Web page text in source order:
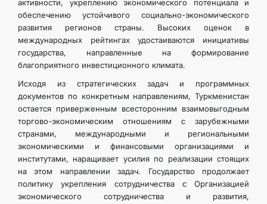
активности, укреплению экономического потенциала и
обеспечению устойчивого социально-экономического
развития регионов страны. Высоких оценок в
международных рейтингах удостаиваются инициативы
государства, направленные на формирование
благоприятного инвестиционного климата.
Исходя из стратегических задач и программных
документов по конкретным направлениям, Туркменистан
остается приверженным всесторонним взаимовыгодным
торгово-экономическим отношениям с зарубежными
странами, международными и региональными
экономическими и финансовыми организациями и
институтами, наращивает усилия по реализации стоящих
на этом направлении задач. Государство продолжает
политику укрепления сотрудничества с Организацией
экономического сотрудничества и развития,